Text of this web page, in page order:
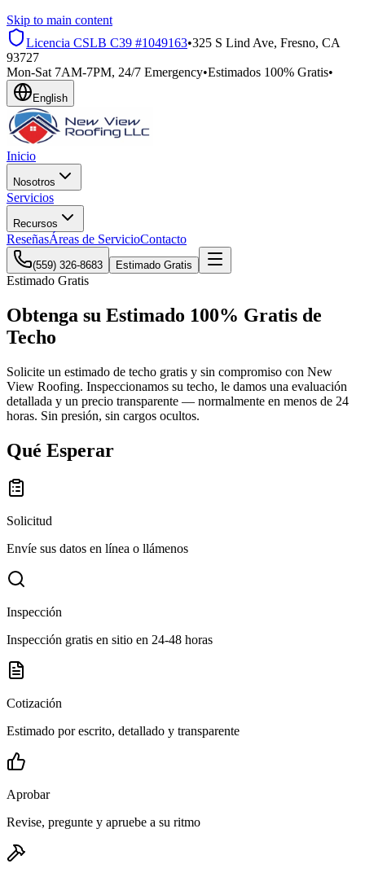
Skip to main content
Licencia CSLB C39 #1049163•325 S Lind Ave, Fresno, CA
93727
Mon-Sat 7AM-7PM, 24/7 Emergency•Estimados 100% Gratis•
English
Inicio
Nosotros
Servicios
Recursos
ReseñasÁreas de ServicioContacto
(559) 326-8683 Estimado Gratis
Estimado Gratis
Obtenga su Estimado 100% Gratis de
Techo
Solicite un estimado de techo gratis y sin compromiso con New
View Roofing. Inspeccionamos su techo, le damos una evaluación
detallada y un precio transparente — normalmente en menos de 24
horas. Sin presión, sin cargos ocultos.
Qué Esperar
Solicitud
Envíe sus datos en línea o llámenos
Inspección
Inspección gratis en sitio en 24-48 horas
Cotización
Estimado por escrito, detallado y transparente
Aprobar
Revise, pregunte y apruebe a su ritmo